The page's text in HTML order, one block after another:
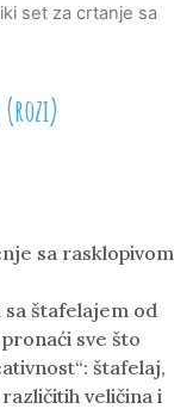
set za crtanje sa
(rozi)
sa rasklopivom
štafelajem od
sve što
štafelaj,
veličina i